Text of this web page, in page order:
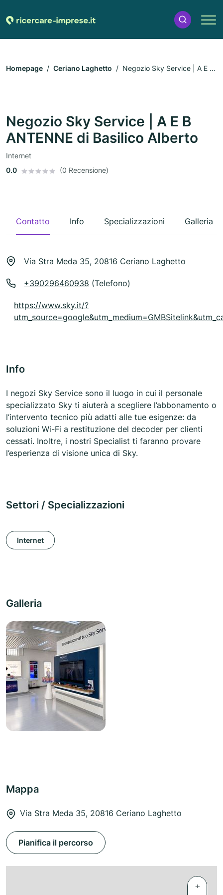
Homepage Ceriano Laghetto
Negozio Sky Service | A E B
Negozio Sky Service | A E B
ANTENNE di Basilico Alberto
Internet
0.0
(0 Recensione)
Contatto Info Specializzazioni Galleria
Via Stra Meda 35, 20816 Ceriano Laghetto
+390296460938 (Telefono)
https://www.sky.it/?
Info
I negozi Sky Service sono il luogo in cui il personale
specializzato Sky ti aiuterà a scegliere l’abbonamento o
l’intervento tecnico più adatti alle tue esigenze: da
soluzioni Wi-Fi a restituzione del decoder per clienti
cessati. Inoltre, i nostri Specialist ti faranno provare
l’esperienza di visione unica di Sky.
Settori / Specializzazioni
Internet
Galleria
Mappa
Via Stra Meda 35, 20816 Ceriano Laghetto
Pianifica il percorso
+